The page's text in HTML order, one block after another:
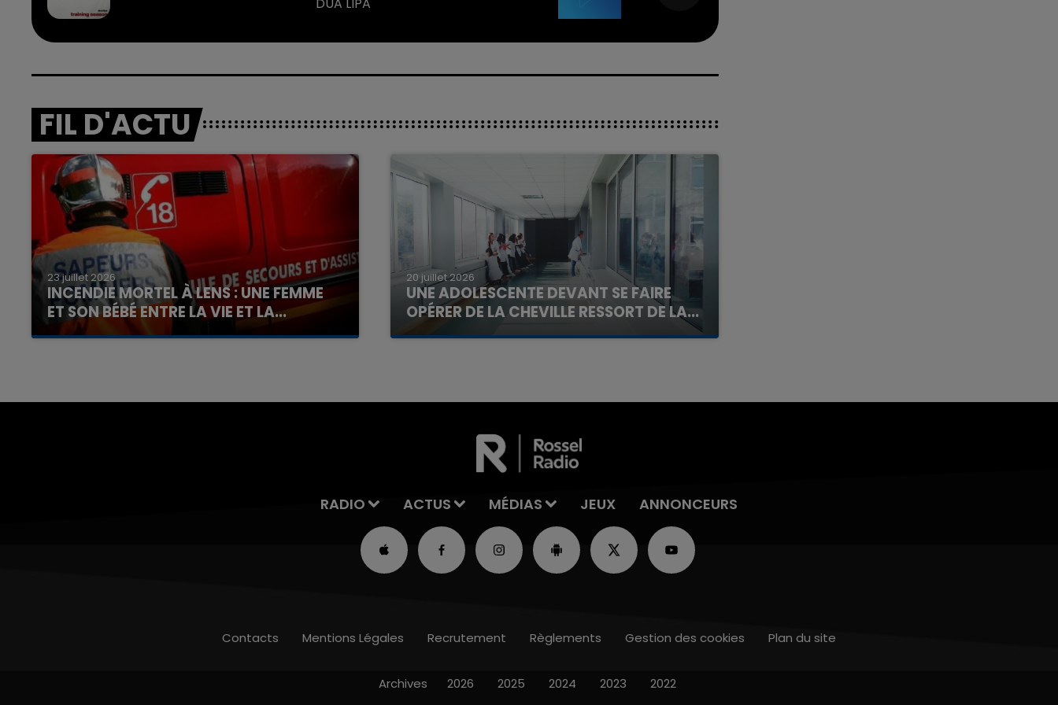
FIL D'ACTU
23 juillet 2026
INCENDIE MORTEL À LENS : UNE FEMME
ET SON BÉBÉ ENTRE LA VIE ET LA...
Un homme s'est immolé par le feu après avoir
20 juillet 2026
UNE ADOLESCENTE DEVANT SE FAIRE
OPÉRER DE LA CHEVILLE RESSORT DE LA...
La famille a porté plainte contre la clinique qui a
RADIO ACTUS MÉDIAS JEUX ANNONCEURS
Contacts Mentions Légales Recrutement Règlements Gestion des cookies Plan du site
Archives 2026 2025 2024 2023 2022